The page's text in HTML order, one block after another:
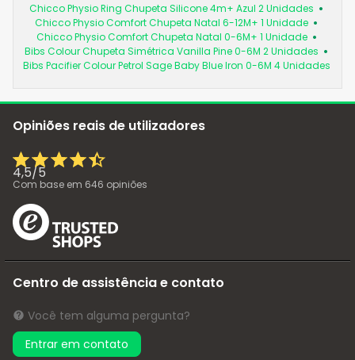
Chicco Physio Ring Chupeta Silicone 4m+ Azul 2 Unidades
Chicco Physio Comfort Chupeta Natal 6-12M+ 1 Unidade
Chicco Physio Comfort Chupeta Natal 0-6M+ 1 Unidade
Bibs Colour Chupeta Simétrica Vanilla Pine 0-6M 2 Unidades
Bibs Pacifier Colour Petrol Sage Baby Blue Iron 0-6M 4 Unidades
Opiniões reais de utilizadores
4,5/5
Com base em 646 opiniões
Centro de assistência e contato
Você tem alguma pergunta?
Entrar em contato